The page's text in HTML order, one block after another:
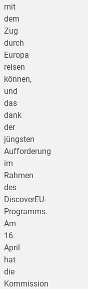
mit
dem
Zug
durch
Europa
reisen
können,
und
das
dank
der
jüngsten
Aufforderung
im
Rahmen
des
DiscoverEU-
Programms.
Am
16.
April
hat
die
Kommission